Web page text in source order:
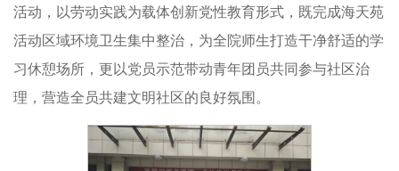
活动，以劳动实践为载体创新党性教育形式，既完成海天苑
活动区域环境卫生集中整治，为全院师生打造干净舒适的学
习休憩场所，更以党员示范带动青年团员共同参与社区治
理，营造全员共建文明社区的良好氛围。